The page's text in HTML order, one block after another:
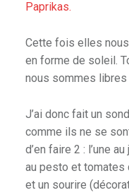
Paprikas.
Cette fois elles
en forme de soleil.
nous sommes libres
J’ai donc fait un
comme ils ne se
d’en faire 2 : l’une
au pesto et tomates
et un sourire